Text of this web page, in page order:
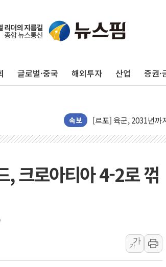
글로벌·중국 해외투자 산업 증권·
속보
[인사] 공정거래위원회
KDB생명 본입찰 3파
카카오, 2026년 임금
현대카드, 박재범·실
송도 신축 아파트서 외
깊이가 다른 글로벌
SK하이닉스, 주주환
'무순위' 기회 왔다…신
野 의원 42명, '사관
IPARK현대산업개발,
준공업지역 용적률
현대해상, 유튜브 양
[컨콜] 롯데케미칼,
크로아티아 4-2로 꺾
가
가